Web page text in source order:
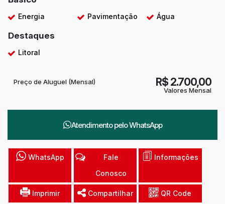
Energia Pavimentação Água
Destaques
Litoral
R$ 2.700,00
Preço de Aluguel (Mensal)
Valores Mensal
Atendimento peloWhatsApp
WhatsApp
Fale
Conosco
Informações
Imprimir Compartilhar QR Code